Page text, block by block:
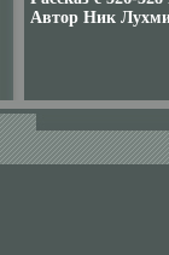
Автор Ник